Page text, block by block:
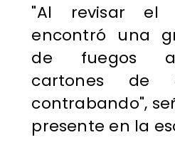
"Al revisar el
encontró una
de fuegos
cartones de
contrabando",
presente en la